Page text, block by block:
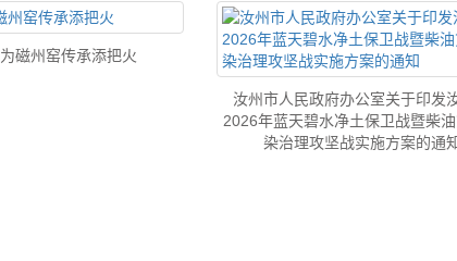
磁州窑传承添把火
汝州市人民政府办公室关于印发
2026年蓝天碧水净土保卫战暨柴
染治理攻坚战实施方案的通